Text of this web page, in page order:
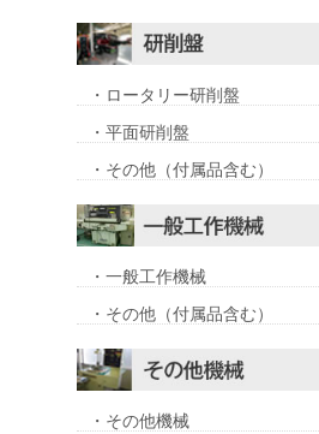
・ロータリー研削盤
・平面研削盤
・その他（付属品含む）
・一般工作機械
・その他（付属品含む）
・その他機械